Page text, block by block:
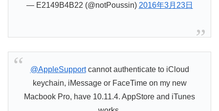
— E2149B4B22 (@notPoussin) 2016年3月23日
@AppleSupportcannot authenticate to iCloud
keychain, iMessage or FaceTime on my new
Macbook Pro, have 10.11.4. AppStore and iTunes